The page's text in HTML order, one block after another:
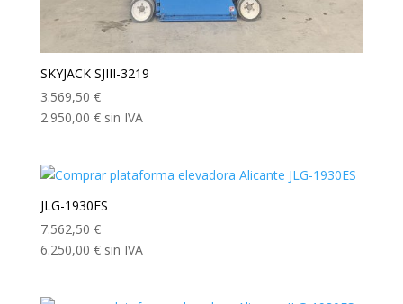
SKYJACK SJIII-3219
3.569,50 €
2.950,00 € sin IVA
JLG-1930ES
7.562,50 €
6.250,00 € sin IVA